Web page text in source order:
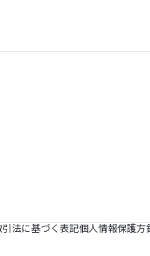
法に基づく表記個人情報保護方